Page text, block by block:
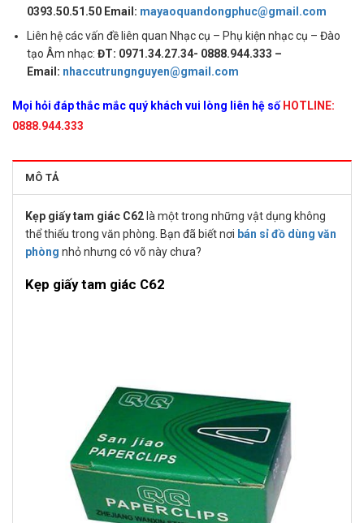
0393.50.51.50 Email: mayaoquandongphuc@gmail.com
Liên hệ các vấn đề liên quan Nhạc cụ – Phụ kiện nhạc cụ – Đào
tạo Âm nhạc:ĐT: 0971.34.27.34- 0888.944.333 –
Email: nhaccutrungnguyen@gmail.com
Mọi hỏi đáp thắc mắc quý khách vui lòng liên hệ số HOTLINE:
0888.944.333
MÔ TẢ
Kẹp giấy tam giác C62 là một trong những vật dụng không
thể thiếu trong văn phòng. Bạn đã biết nơi bán sỉ đồ dùng văn
phòng nhỏ nhưng có võ này chưa?
Kẹp giấy tam giác C62